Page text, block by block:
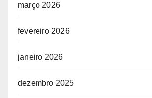
março 2026
fevereiro 2026
janeiro 2026
dezembro 2025